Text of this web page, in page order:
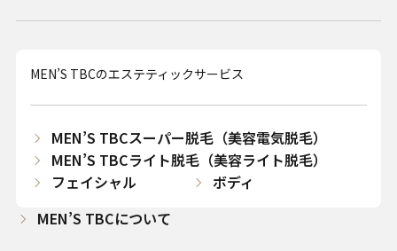
MEN’S TBCのエステティックサービス
MEN’S TBCスーパー脱毛（美容電気脱毛）
MEN’S TBCライト脱毛（美容ライト脱毛）
フェイシャル
ボディ
MEN’S TBCについて